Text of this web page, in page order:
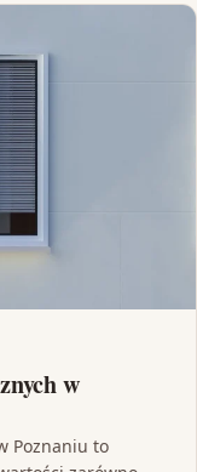
w
Poznaniu to